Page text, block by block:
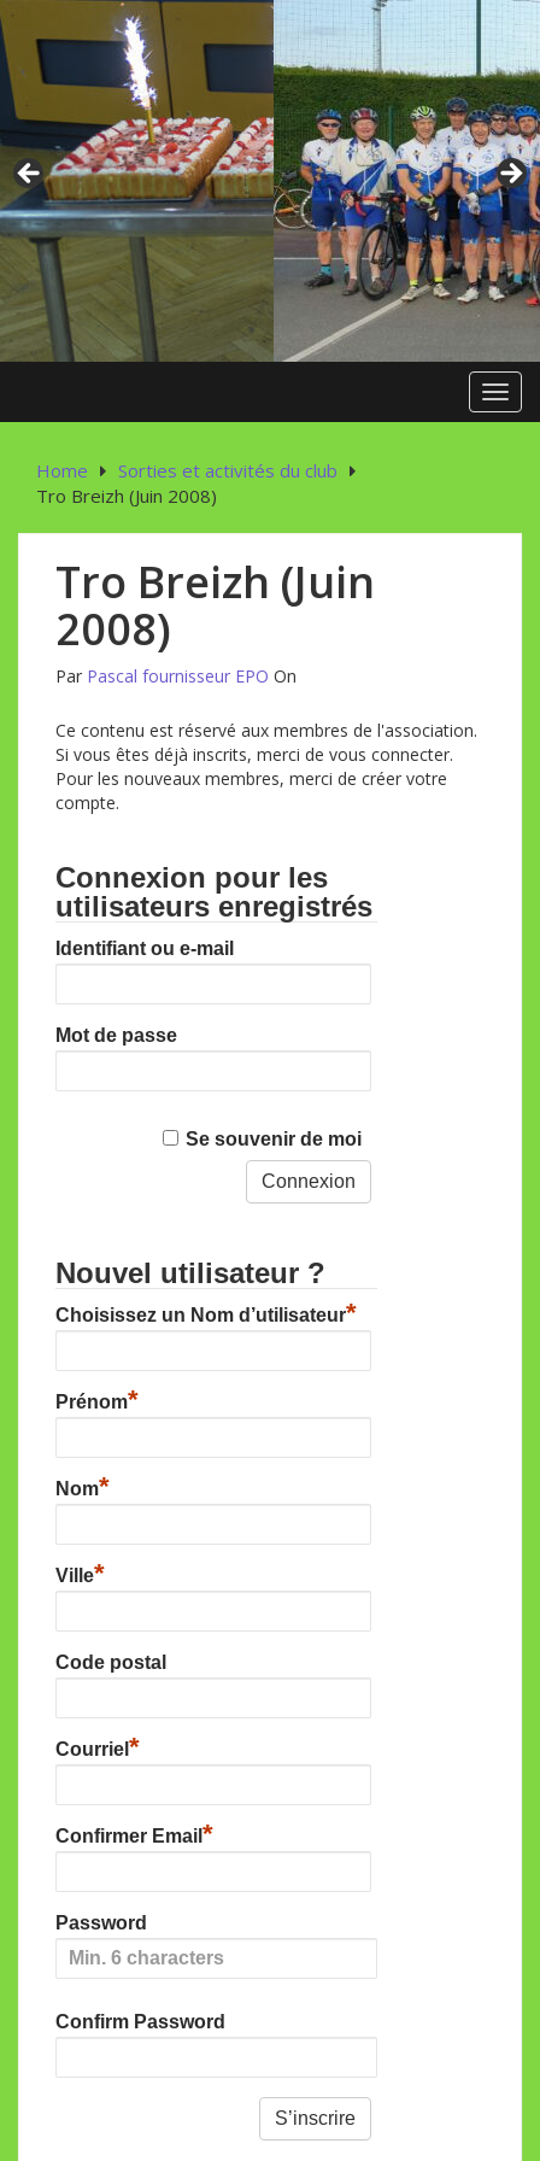
to
content
Home
Sorties et activités du club
Tro Breizh (Juin 2008)
Tro Breizh (Juin
2008)
Par Pascal fournisseur EPO On
Ce contenu est réservé aux membres de l'association.
Si vous êtes déjà inscrits, merci de vous connecter.
Pour les nouveaux membres, merci de créer votre
compte.
Connexion pour les
utilisateurs enregistrés
Identifiant ou e-mail
Mot de passe
Se souvenir de moi
Nouvel utilisateur ?
Choisissez un Nom d’utilisateur*
Prénom*
Nom*
Ville*
Code postal
Courriel *
Confirmer Email *
Password
Confirm Password